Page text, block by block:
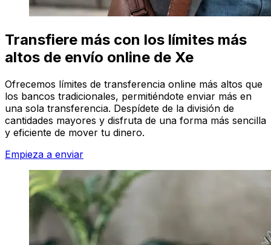
Transfiere más con los límites más
altos de envío online de Xe
Ofrecemos límites de transferencia online más altos que
los bancos tradicionales, permitiéndote enviar más en
una sola transferencia. Despídete de la división de
cantidades mayores y disfruta de una forma más sencilla
y eficiente de mover tu dinero.
Empieza a enviar